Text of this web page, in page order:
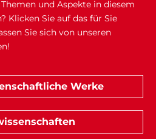
und Aspekte in diesem
Klicken Sie auf das für Sie
Sie sich von unseren
Werke